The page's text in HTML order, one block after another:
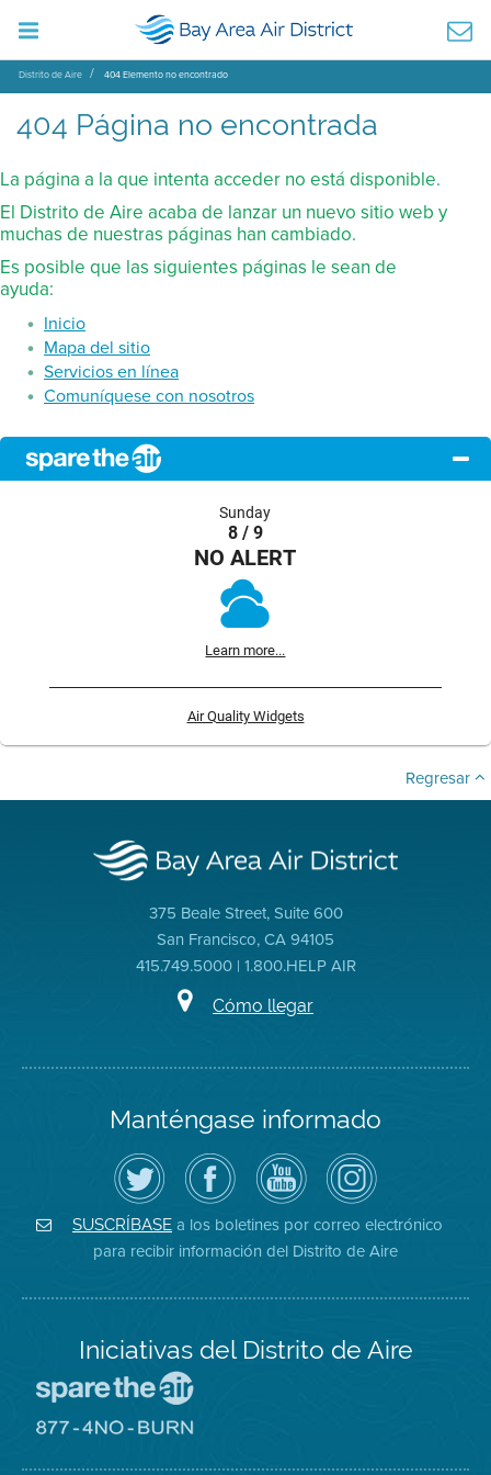
Distrito de Aire 404 Elemento no encontrado
404 Página no encontrada
La página a la que intenta acceder no está disponible.
El Distrito de Aire acaba de lanzar un nuevo sitio web y
muchas de nuestras páginas han cambiado.
Es posible que las siguientes páginas le sean de
ayuda:
Inicio
Mapa del sitio
Servicios en línea
Comuníquese con nosotros
Sunday
8 / 9
NO ALERT
Learn more...
Air Quality Widgets
Regresar
375 Beale Street, Suite 600
San Francisco, CA 94105
415.749.5000 | 1.800.HELP AIR
Cómo llegar
Manténgase informado
Siga
el
Distrito
de
Aire
en
Twitter
Visite
la
página
de
Facebook
del
Distrito
Canal
de
YouTube
del
Distrito
de
Aire
Air
District
on
Instagram
SUSCRÍBASE a los boletines por correo electrónico
para recibir información del Distrito de Aire
Iniciativas del Distrito de Aire